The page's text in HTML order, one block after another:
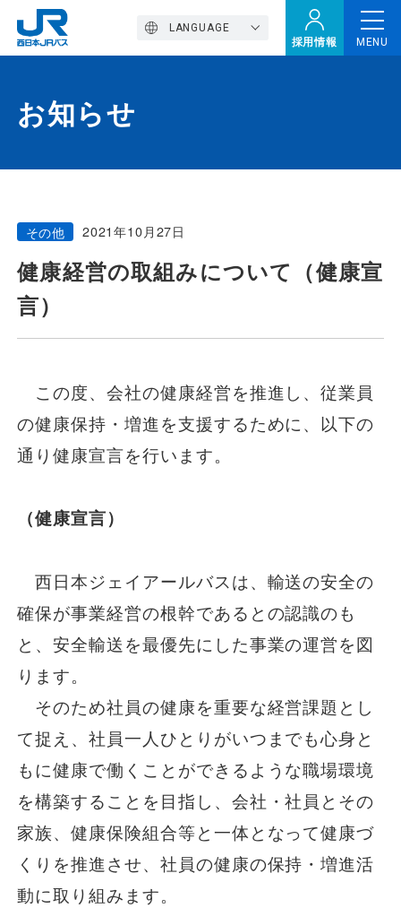
採用情報
LANGUAGE
MENU
トップページ
西バスの魅力
高速バス
定期観光バス
一般路線バス
貸切バス
関連事業
お知らせ
運行情報
お問い合わせ・Q&A
安全安心への
取組み
お知らせ
その他 2021年10月27日
健康経営の取組みについて（健康宣
言）
この度、会社の健康経営を推進し、従業員
の健康保持・増進を支援するために、以下の
通り健康宣言を行います。
（健康宣言）
西日本ジェイアールバスは、輸送の安全の
確保が事業経営の根幹であるとの認識のも
と、安全輸送を最優先にした事業の運営を図
ります。
そのため社員の健康を重要な経営課題とし
て捉え、社員一人ひとりがいつまでも心身と
もに健康で働くことができるような職場環境
を構築することを目指し、会社・社員とその
家族、健康保険組合等と一体となって健康づ
くりを推進させ、社員の健康の保持・増進活
動に取り組みます。